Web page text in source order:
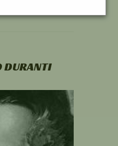
DURANTI